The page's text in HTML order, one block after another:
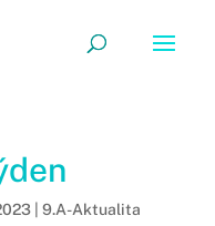
| 9.A-Aktualita